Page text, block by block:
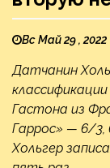
Вс Май 29 , 2022
Датчанин
Гастона из
Гаррос» — 6/3,
Хольгер